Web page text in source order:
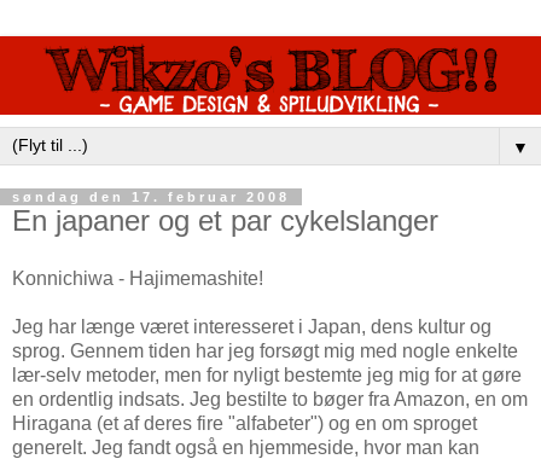
▼
søndag den 17. februar 2008
En japaner og et par cykelslanger
Konnichiwa - Hajimemashite!
Jeg har længe været interesseret i Japan, dens kultur og
sprog. Gennem tiden har jeg forsøgt mig med nogle enkelte
lær-selv metoder, men for nyligt bestemte jeg mig for at gøre
en ordentlig indsats. Jeg bestilte to bøger fra Amazon, en om
Hiragana (et af deres fire "alfabeter") og en om sproget
generelt. Jeg fandt også en hjemmeside, hvor man kan